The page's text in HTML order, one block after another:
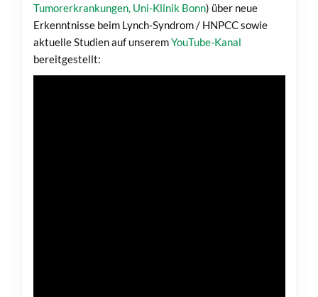
Tumorerkrankungen, Uni-Klinik Bonn) über neue
Erkenntnisse beim Lynch-Syndrom / HNPCC sowie
aktuelle Studien auf unseremYouTube-Kanal
bereitgestellt: